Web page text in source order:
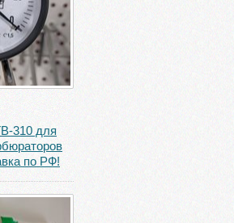
310 для
по РФ!